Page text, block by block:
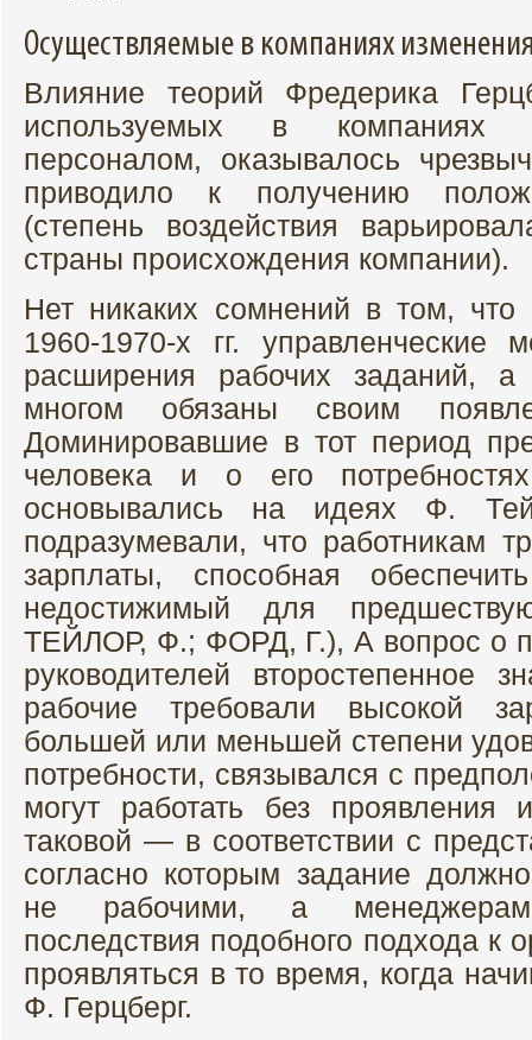
Осуществляемые в компаниях
Влияние теорий Фредерика
используемых в компаниях
персоналом, оказывалось
приводило к получению
(степень воздействия
страны происхождения компании).
Нет никаких сомнений в том, что
1960-1970-х гг. управленческие
расширения рабочих заданий,
многом обязаны своим
Доминировавшие в тот период
человека и о его
основывались на идеях Ф.
подразумевали, что работникам
зарплаты, способная
недостижимый для
ТЕЙЛОР, Ф.; ФОРД, Г.), А вопрос о
руководителей второстепенное
рабочие требовали высокой
большей или меньшей степени
потребности, связывался с
могут работать без проявления
таковой — в соответствии с
согласно которым задание
не рабочими, а
последствия подобного подхода к
проявляться в то время, когда
Ф. Герцберг.